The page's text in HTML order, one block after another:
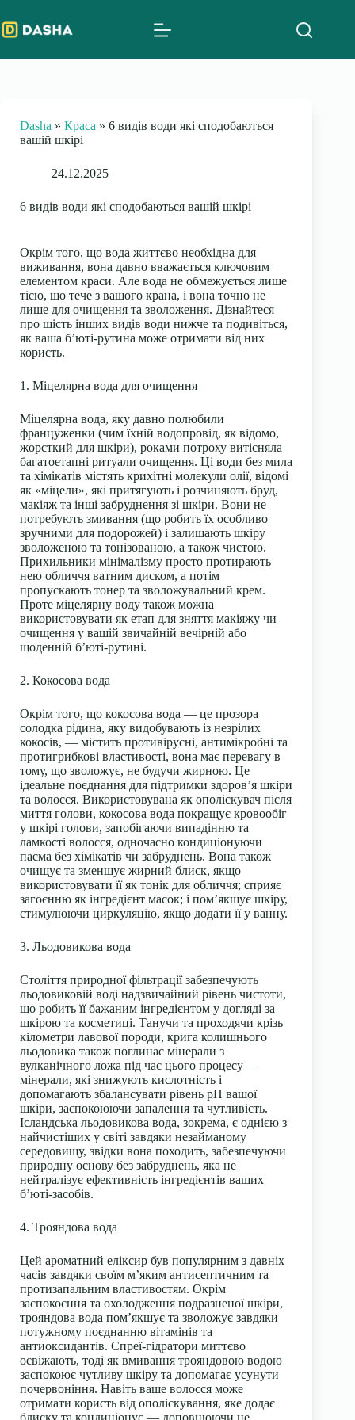
to
content
Dasha » Краса » 6 видів води які сподобаються
вашій шкірі
24.12.2025
6 видів води які сподобаються вашій шкірі
Окрім того, що вода життєво необхідна для
виживання, вона давно вважається ключовим
елементом краси. Але вода не обмежується лише
тією, що тече з вашого крана, і вона точно не
лише для очищення та зволоження. Дізнайтеся
про шість інших видів води нижче та подивіться,
як ваша б’юті-рутина може отримати від них
користь.
1. Міцелярна вода для очищення
Міцелярна вода, яку давно полюбили
француженки (чим їхній водопровід, як відомо,
жорсткий для шкіри), роками потроху витісняла
багатоетапні ритуали очищення. Ці води без мила
та хімікатів містять крихітні молекули олії, відомі
як «міцели», які притягують і розчиняють бруд,
макіяж та інші забруднення зі шкіри. Вони не
потребують змивання (що робить їх особливо
зручними для подорожей) і залишають шкіру
зволоженою та тонізованою, а також чистою.
Прихильники мінімалізму просто протирають
нею обличчя ватним диском, а потім
пропускають тонер та зволожувальний крем.
Проте міцелярну воду також можна
використовувати як етап для зняття макіяжу чи
очищення у вашій звичайній вечірній або
щоденній б’юті-рутині.
2. Кокосова вода
Окрім того, що кокосова вода — це прозора
солодка рідина, яку видобувають із незрілих
кокосів, — містить противірусні, антимікробні та
протигрибкові властивості, вона має перевагу в
тому, що зволожує, не будучи жирною. Це
ідеальне поєднання для підтримки здоров’я шкіри
та волосся. Використовувана як ополіскувач після
миття голови, кокосова вода покращує кровообіг
у шкірі голови, запобігаючи випадінню та
ламкості волосся, одночасно кондиціонуючи
пасма без хімікатів чи забруднень. Вона також
очищує та зменшує жирний блиск, якщо
використовувати її як тонік для обличчя; сприяє
загоєнню як інгредієнт масок; і пом’якшує шкіру,
стимулюючи циркуляцію, якщо додати її у ванну.
3. Льодовикова вода
Століття природної фільтрації забезпечують
льодовиковій воді надзвичайний рівень чистоти,
що робить її бажаним інгредієнтом у догляді за
шкірою та косметиці. Танучи та проходячи крізь
кілометри лавової породи, крига колишнього
льодовика також поглинає мінерали з
вулканічного ложа під час цього процесу —
мінерали, які знижують кислотність і
допомагають збалансувати рівень pH вашої
шкіри, заспокоюючи запалення та чутливість.
Ісландська льодовикова вода, зокрема, є однією з
найчистіших у світі завдяки незайманому
середовищу, звідки вона походить, забезпечуючи
природну основу без забруднень, яка не
нейтралізує ефективність інгредієнтів ваших
б’юті-засобів.
4. Трояндова вода
Цей ароматний еліксир був популярним з давніх
часів завдяки своїм м’яким антисептичним та
протизапальним властивостям. Окрім
заспокоєння та охолодження подразненої шкіри,
трояндова вода пом’якшує та зволожує завдяки
потужному поєднанню вітамінів та
антиоксидантів. Спреї-гідратори миттєво
освіжають, тоді як вмивання трояндовою водою
заспокоює чутливу шкіру та допомагає усунути
почервоніння. Навіть ваше волосся може
отримати користь від ополіскування, яке додає
блиску та кондиціонує — доповнюючи це